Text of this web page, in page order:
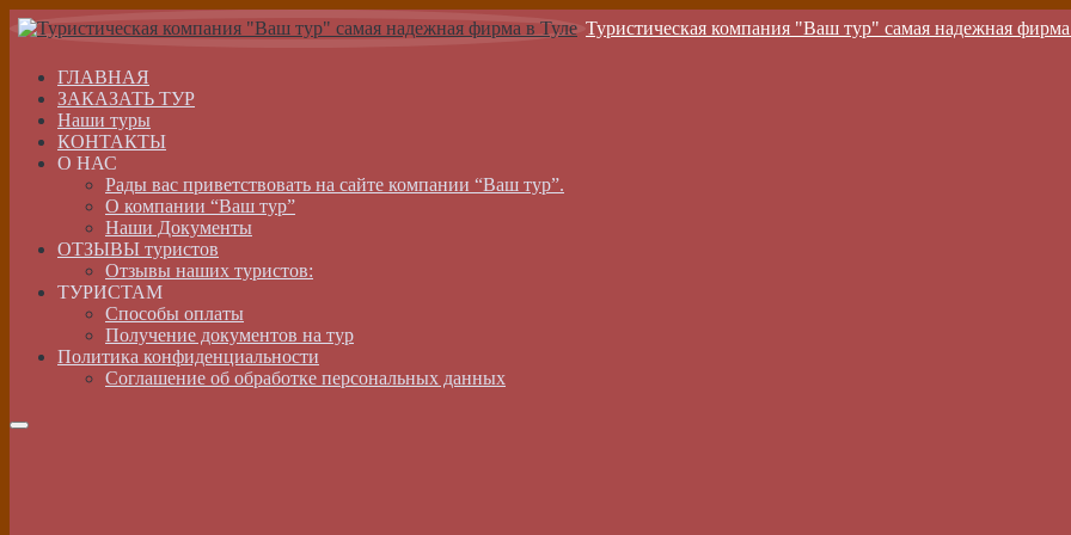
Туристическая компания "Ваш тур" самая надежная
ГЛАВНАЯ
ЗАКАЗАТЬ ТУР
Наши туры
КОНТАКТЫ
О НАС
Рады вас приветствовать на сайте компании “Ваш тур”.
О компании “Ваш тур”
Наши Документы
ОТЗЫВЫ туристов
Отзывы наших туристов:
ТУРИСТАМ
Способы оплаты
Получение документов на тур
Политика конфиденциальности
Соглашение об обработке персональных данных